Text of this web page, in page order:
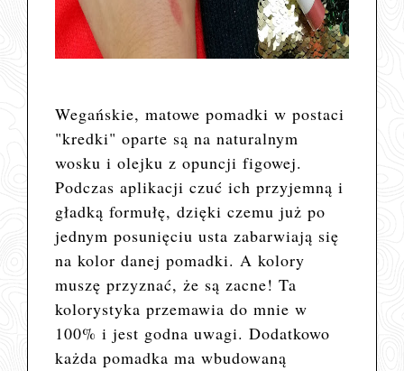
Wegańskie, matowe pomadki w postaci
"kredki" oparte są na naturalnym
wosku i olejku z opuncji figowej.
Podczas aplikacji czuć ich przyjemną i
gładką formułę, dzięki czemu już po
jednym posunięciu usta zabarwiają się
na kolor danej pomadki. A kolory
muszę przyznać, że są zacne! Ta
kolorystyka przemawia do mnie w
100% i jest godna uwagi. Dodatkowo
każda pomadka ma wbudowaną